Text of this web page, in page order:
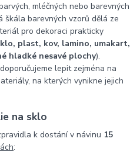
mléčných nebo barevných
škála barevných vzorů dělá ze
pro dekoraci prakticky
plast, kov, lamino, umakart,
hladké nesavé plochy).
lepit zejména na
na kterých vynikne jejich
na sklo
k dostání v návinu 15
: